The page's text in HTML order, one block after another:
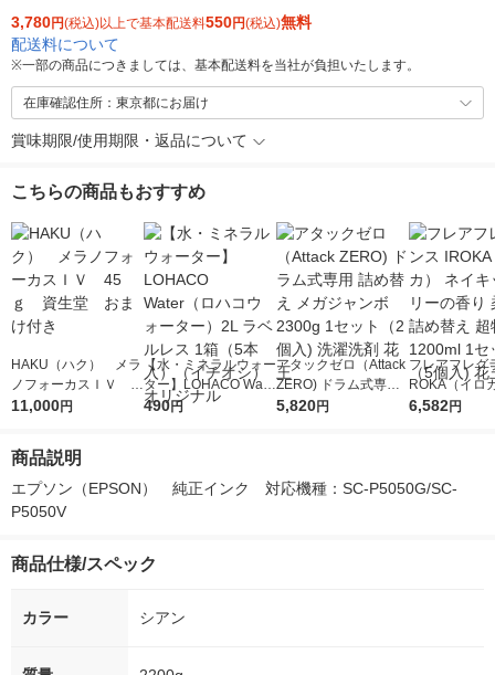
3,780円(税込)以上で基本配送料550円(税込)無料
配送料について
※一部の商品につきましては、基本配送料を当社が負担いたします。
在庫確認住所：東京都にお届け
賞味期限/使用期限・返品について
こちらの商品もおすすめ
HAKU（ハク） メラ
ノフォーカスＩＶ 4
5ｇ 資生堂 おまけ
11,000円
【水・ミネラルウォー
ター】LOHACO Wate
r（ロハコウォータ
490円
アタックゼロ（Attack
ZERO) ドラム式専用
詰め替え メガジャン
5,820円
フレアフレグ
ROKA（イロ
イキッドリリ
6,582円
商品説明
エプソン（EPSON）　純正インク　対応機種：SC-P5050G/SC-
P5050V
商品仕様/スペック
カラー シアン